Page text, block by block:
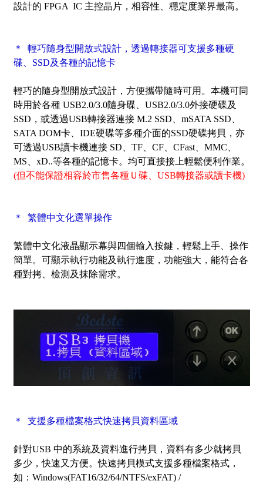
設計的 FPGA IC 主控晶片，相容性、穩定度業界最高。
＊ 輕巧隨身型開放式設計，透過轉接器可支援多種硬
碟、SSD及各種的記憶卡
輕巧的隨身型開放式設計，方便攜帶隨時可用。本機可同
時用於各種 USB2.0/3.0隨身碟、USB2.0/3.0外接硬碟及
SSD，或透過USB轉接器連接 M.2 SSD、mSATA SSD、
SATA DOM卡、IDE硬碟等多種介面的SSD硬碟拷貝，亦
可透過USB讀卡機連接 SD、TF、CF、CFast、MMC、
MS、xD..等各種的記憶卡。均可直接接上輕鬆便利作業。
(但不能保證相容於市售各種Ｕ碟、USB轉接器或讀卡機)
＊ 繁體中文化選單操作
繁體中文化液晶顯示幕與四個輸入按鍵，輕鬆上手、操作
簡單。可顯示執行功能及執行進度，功能強大，能符合各
種對拷、檢測及抹除需求。
＊ 支援多種檔案格式快速拷貝資料區域
針對USB 中的系統及資料進行拷貝，資料有多少就拷貝
多少，快速又方便。快速拷貝模式支援多種檔案格式，
如：Windows(FAT16/32/64/NTFS/exFAT) /